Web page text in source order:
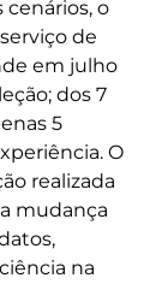
cenários, o
de
em julho
dos 7
5
O
realizada
mudança
na